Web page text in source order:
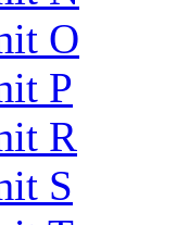
O
P
R
S